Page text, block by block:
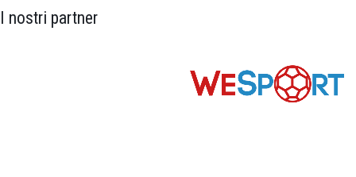
I nostri partner